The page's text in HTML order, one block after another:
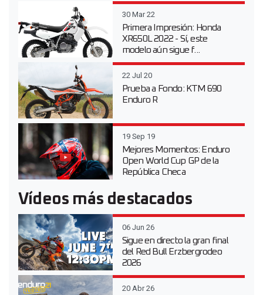
30 Mar 22
Primera Impresión: Honda
XR650L 2022 - Sí, este
modelo aún sigue f...
22 Jul 20
Prueba a Fondo: KTM 690
Enduro R
19 Sep 19
Mejores Momentos: Enduro
Open World Cup GP de la
República Checa
Vídeos más destacados
06 Jun 26
Sigue en directo la gran final
del Red Bull Erzbergrodeo
2026
20 Abr 26